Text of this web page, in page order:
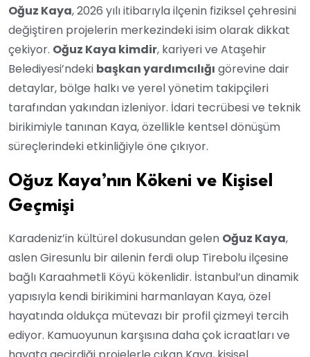
Oğuz Kaya, 2026 yılı itibarıyla ilçenin fiziksel çehresini
değiştiren projelerin merkezindeki isim olarak dikkat
çekiyor. Oğuz Kaya kimdir, kariyeri ve Ataşehir
Belediyesi’ndeki başkan yardımcılığı görevine dair
detaylar, bölge halkı ve yerel yönetim takipçileri
tarafından yakından izleniyor. İdari tecrübesi ve teknik
birikimiyle tanınan Kaya, özellikle kentsel dönüşüm
süreçlerindeki etkinliğiyle öne çıkıyor.
Oğuz Kaya’nın Kökeni ve Kişisel
Geçmişi
Karadeniz’in kültürel dokusundan gelen Oğuz Kaya,
aslen Giresunlu bir ailenin ferdi olup Tirebolu ilçesine
bağlı Karaahmetli Köyü kökenlidir. İstanbul’un dinamik
yapısıyla kendi birikimini harmanlayan Kaya, özel
hayatında oldukça mütevazı bir profil çizmeyi tercih
ediyor. Kamuoyunun karşısına daha çok icraatları ve